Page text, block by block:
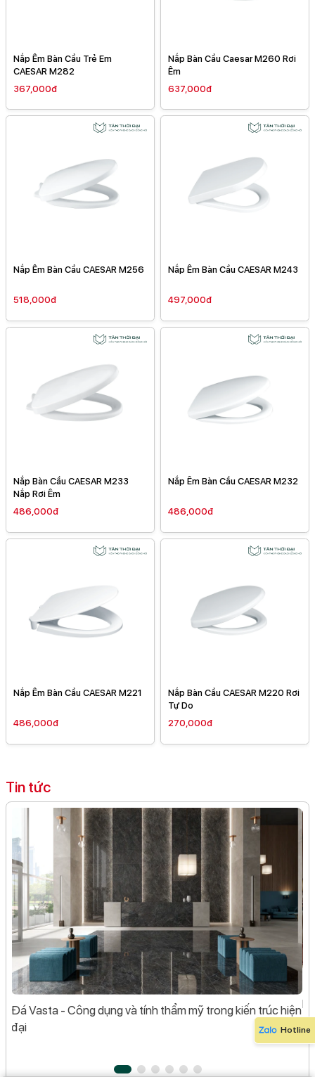
Nắp Êm Bàn Cầu Trẻ Em
CAESAR M282
367,000đ
Nắp Bàn Cầu Caesar M260 Rơi
Êm
637,000đ
Nắp Êm Bàn Cầu CAESAR M256
518,000đ
Nắp Êm Bàn Cầu CAESAR M243
497,000đ
Nắp Bàn Cầu CAESAR M233
Nắp Rơi Êm
486,000đ
Nắp Êm Bàn Cầu CAESAR M232
486,000đ
Nắp Êm Bàn Cầu CAESAR M221
486,000đ
Nắp Bàn Cầu CAESAR M220 Rơi
Tự Do
270,000đ
Tin tức
Đá Vasta - Công dụng và tính thẩm mỹ trong kiến trúc hiện
đại
Hotline